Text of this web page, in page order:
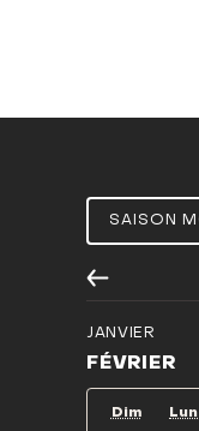
JANVIER
FÉVRIER
Dim Lun